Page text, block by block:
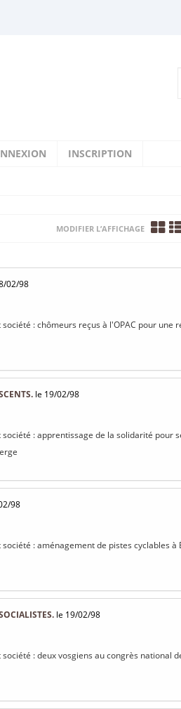
INSCRIPTION
MODIFIER L’AFFICHAGE
02/98
: chômeurs reçus à l'OPAC pour une
le 19/02/98
: apprentissage de la solidarité pour
98
: aménagement de pistes cyclables à
le 19/02/98
: deux vosgiens au congrès national